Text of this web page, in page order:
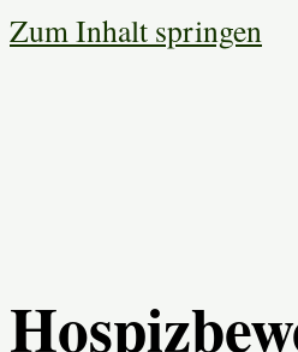
Zum Inhalt springen